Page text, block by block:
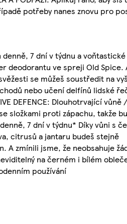
potřeby nanes znovu pro
7 dní v týdnu a voňtastické
deodorantu ve spreji Old Spice.
se můžeš soustředit na
nebo učení delfínů lidské
DEFENCE: Dlouhotrvající vůně
složkami proti zápachu, takže
7 dní v týdnu* Díky vůni s
citrusů a jantaru budeš stejně
A zmínili jsme, že neobsahuje
na černém i bílém
používání